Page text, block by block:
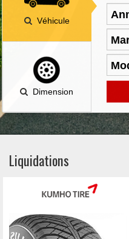
Véhicule
Dimension
Liquidations